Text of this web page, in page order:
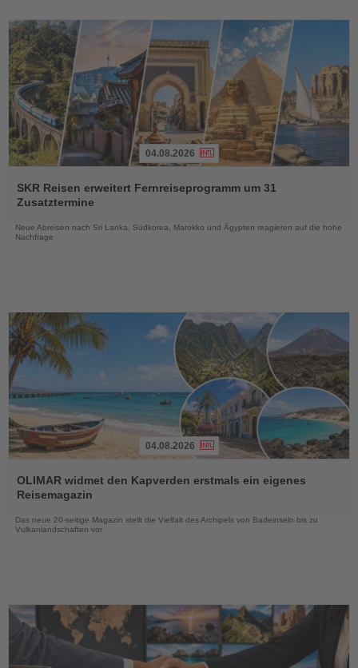
Sie
die
04.08.2026
SKR Reisen erweitert Fernreiseprogramm um 31
Zusatztermine
Neue Abreisen nach Sri Lanka, Südkorea, Marokko und Ägypten reagieren auf die hohe
Nachfrage
Sie
die
Nachrichten
04.08.2026
OLIMAR widmet den Kapverden erstmals ein eigenes
Reisemagazin
Das neue 20-seitige Magazin stellt die Vielfalt des Archipels von Badeinseln bis zu
Vulkanlandschaften vor